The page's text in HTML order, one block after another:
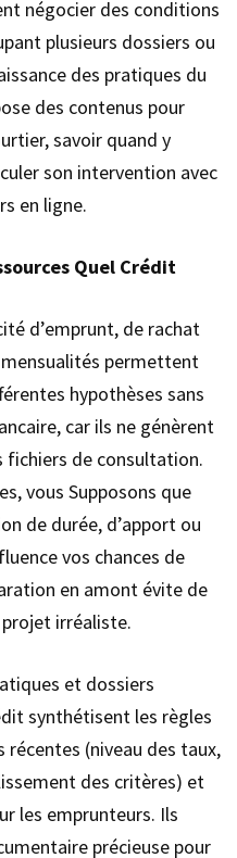
négocier des conditions
plusieurs dossiers ou
des pratiques du
des contenus pour
savoir quand y
son intervention avec
en ligne.
Quel Crédit
d’emprunt, de rachat
permettent
hypothèses sans
car ils ne génèrent
fichiers de consultation.
vous Supposons que
de durée, d’apport ou
vos chances de
en amont évite de
irréaliste.
et dossiers
synthétisent les règles
récentes (niveau des taux,
des critères) et
les emprunteurs. Ils
précieuse pour